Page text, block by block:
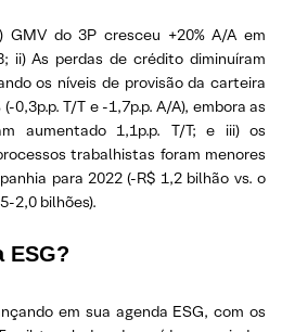
GMV do 3P cresceu +20% A/A em
ii) As perdas de crédito diminuíram
os níveis de provisão da carteira
0,3p.p. T/T e -1,7p.p. A/A), embora as
aumentado 1,1p.p. T/T; e iii) os
trabalhistas foram menores
para 2022 (-R$ 1,2 bilhão vs. o
2,0 bilhões).
ESG?
em sua agenda ESG, com os